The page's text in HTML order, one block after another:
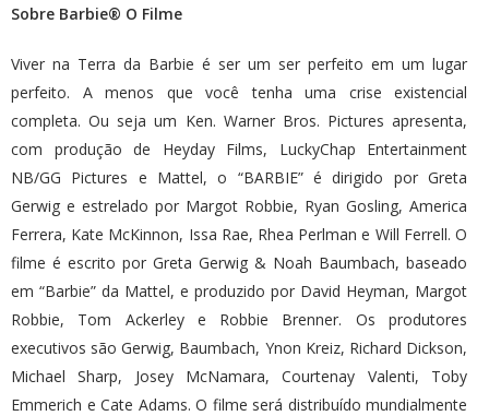
Sobre Barbie® O Filme
Viver na Terra da Barbie é ser um ser perfeito em um lugar
perfeito. A menos que você tenha uma crise existencial
completa. Ou seja um Ken. Warner Bros. Pictures apresenta,
com produção de Heyday Films, LuckyChap Entertainment
NB/GG Pictures e Mattel, o “BARBIE” é dirigido por Greta
Gerwig e estrelado por Margot Robbie, Ryan Gosling, America
Ferrera, Kate McKinnon, Issa Rae, Rhea Perlman e Will Ferrell. O
filme é escrito por Greta Gerwig & Noah Baumbach, baseado
em “Barbie” da Mattel, e produzido por David Heyman, Margot
Robbie, Tom Ackerley e Robbie Brenner. Os produtores
executivos são Gerwig, Baumbach, Ynon Kreiz, Richard Dickson,
Michael Sharp, Josey McNamara, Courtenay Valenti, Toby
Emmerich e Cate Adams. O filme será distribuído mundialmente